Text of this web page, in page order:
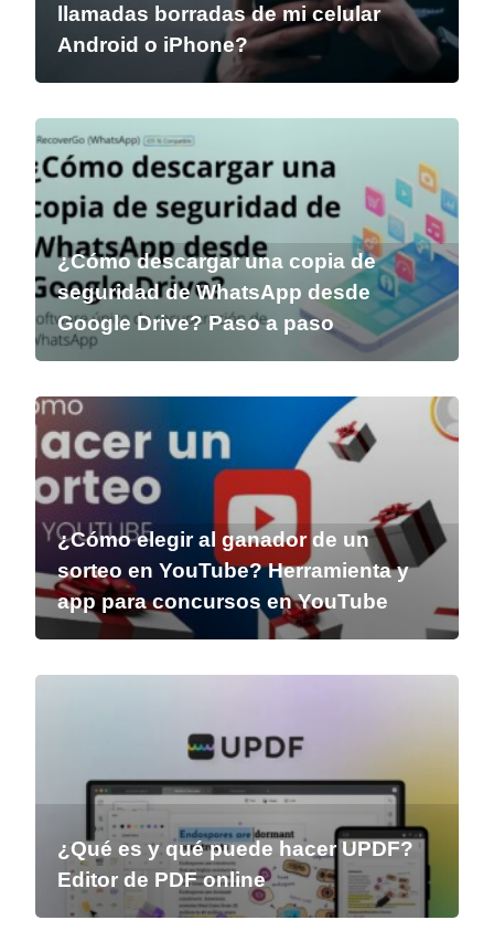
llamadas borradas de mi celular
Android o iPhone?
¿Cómo descargar una copia de
seguridad de WhatsApp desde
Google Drive? Paso a paso
¿Cómo elegir al ganador de un
sorteo en YouTube? Herramienta y
app para concursos en YouTube
¿Qué es y qué puede hacer UPDF?
Editor de PDF online